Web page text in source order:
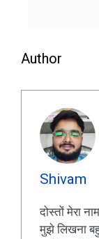
Author
Shivam
दोस्तों मेरा
मुझे लिखना